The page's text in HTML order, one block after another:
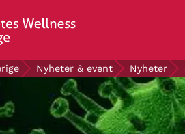
Sverige
Nyheter & event Nyheter